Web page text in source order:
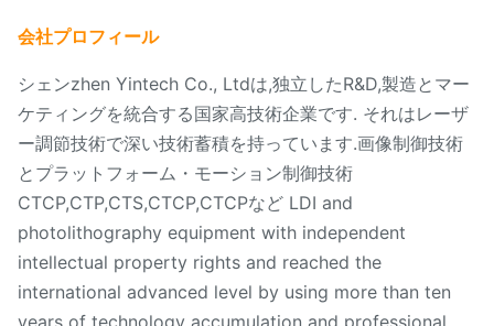
会社プロフィール
シェンzhen Yintech Co., Ltdは,独立したR&D,製造とマー
ケティングを統合する国家高技術企業です. それはレーザ
ー調節技術で深い技術蓄積を持っています.画像制御技術
とプラットフォーム・モーション制御技術
CTCP,CTP,CTS,CTCP,CTCPなど LDI and
photolithography equipment with independent
intellectual property rights and reached the
international advanced level by using more than ten
years of technology accumulation and professional